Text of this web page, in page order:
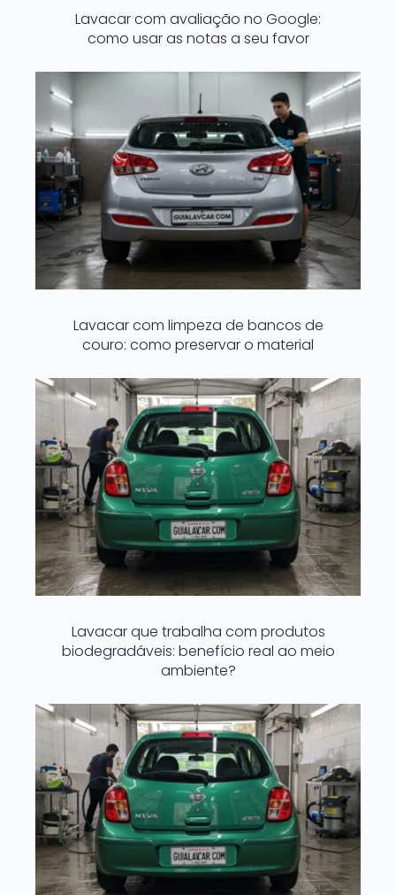
Lavacar com avaliação no Google:
como usar as notas a seu favor
Lavacar com limpeza de bancos de
couro: como preservar o material
Lavacar que trabalha com produtos
biodegradáveis: benefício real ao meio
ambiente?